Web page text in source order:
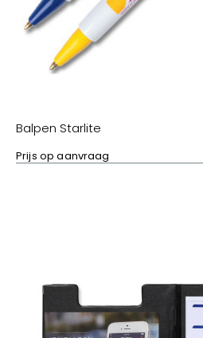
Balpen Starlite
Prijs op aanvraag